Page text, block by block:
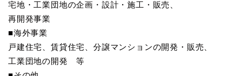
宅地・工業団地の企画・設計・施工・販売、
再開発事業
■海外事業
戸建住宅、賃貸住宅、分譲マンションの開発・販売、
工業団地の開発 等